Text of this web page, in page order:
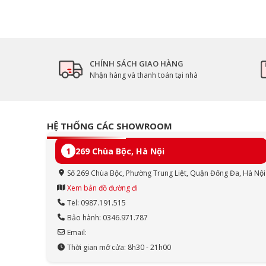
, thích
Dùng làm quà tặng công nghệ
, thiết kế
6. Kết luận
sử dụng hằng ngày, không cầu kỳ về âm
là sản phẩm đáng cân nhắc.
CHÍNH SÁCH GIAO HÀNG
Nhận hàng và thanh toán tại nhà
HỆ THỐNG CÁC SHOWROOM
1 269 Chùa Bộc, Hà Nội
Số 269 Chùa Bộc, Phường Trung Liệt, Quận Đống Đa, Hà Nội
Xem bản đồ đường đi
Tel: 0987.191.515
Bảo hành: 0346.971.787
Email:
Thời gian mở cửa: 8h30 - 21h00